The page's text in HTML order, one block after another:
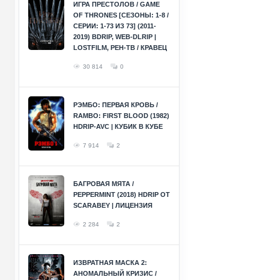
ИГРА ПРЕСТОЛОВ / GAME
OF THRONES [СЕЗОНЫ: 1-8 /
СЕРИИ: 1-73 ИЗ 73] (2011-
2019) BDRIP, WEB-DLRIP |
LOSTFILM, РЕН-ТВ / КРАВЕЦ
30 814 0
РЭМБО: ПЕРВАЯ КРОВЬ /
RAMBO: FIRST BLOOD (1982)
HDRIP-AVC | КУБИК В КУБЕ
7 914 2
БАГРОВАЯ МЯТА /
PEPPERMINT (2018) HDRIP ОТ
SCARABEY | ЛИЦЕНЗИЯ
2 284 2
ИЗВРАТНАЯ МАСКА 2:
АНОМАЛЬНЫЙ КРИЗИС /